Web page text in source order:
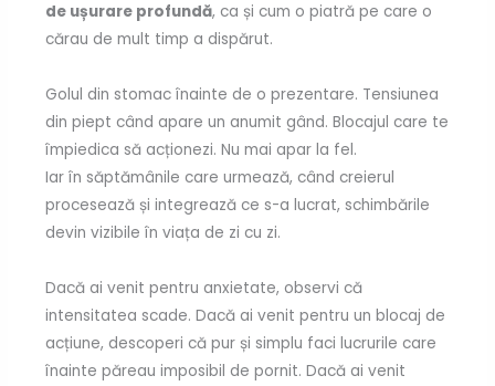
de ușurare profundă, ca și cum o piatră pe care o
cărau de mult timp a dispărut.
Golul din stomac înainte de o prezentare. Tensiunea
din piept când apare un anumit gând. Blocajul care te
împiedica să acționezi. Nu mai apar la fel.
Iar în săptămânile care urmează, când creierul
procesează și integrează ce s-a lucrat, schimbările
devin vizibile în viața de zi cu zi.
Dacă ai venit pentru anxietate, observi că
intensitatea scade. Dacă ai venit pentru un blocaj de
acțiune, descoperi că pur și simplu faci lucrurile care
înainte păreau imposibil de pornit. Dacă ai venit